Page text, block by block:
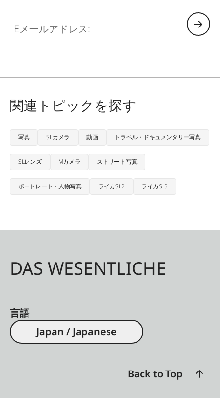
関連トピックを探す
写真 SLカメラ 動画 トラベル・ドキュメンタリー写真
SLレンズ Mカメラ ストリート写真
ポートレート・人物写真 ライカSL2 ライカSL3
DAS WESENTLICHE
言語
Japan / Japanese
Back to Top